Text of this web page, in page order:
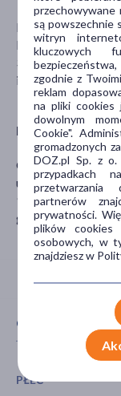
ERKUL
Petrol Ofisi Cd.
34310 Avci
Dystrybutor
GOLDEN ROSE
ul. Lodowa 126 A
93-232 Łódź
CECHY
PŁEĆ
przechowywane
są powszechnie
witryn
kluczowych
zgodnie z
reklam
na pliki cookies
dowolnym
Cookie".
gromadzonych
DOZ.pl Sp. z
przypadkach
partnerów
prywatności.
plików cookies
osobowych, w
znajdziesz w